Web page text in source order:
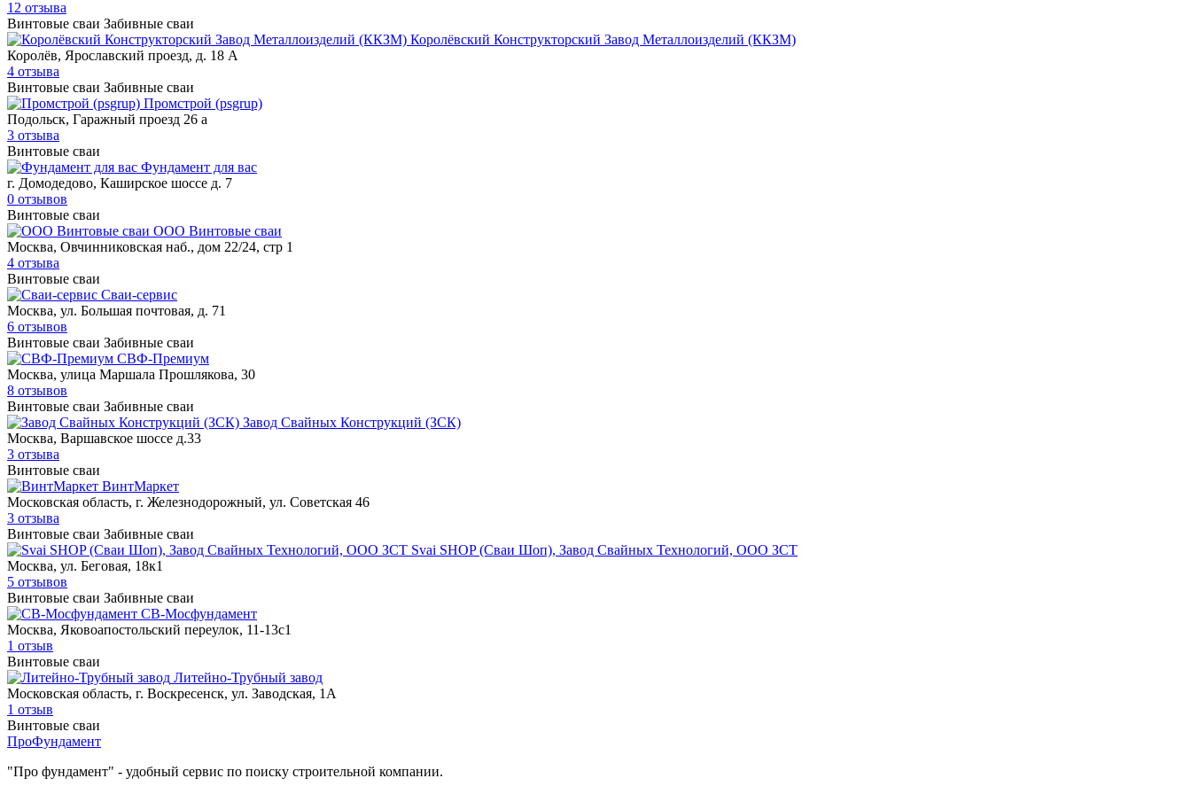
12 отзыва
Винтовые сваи Забивные сваи
Королёвский Конструкторский Завод Металлоизделий (ККЗМ)
Королёв, Ярославский проезд, д. 18 А
4 отзыва
Винтовые сваи Забивные сваи
Промстрой (psgrup)
Подольск, Гаражный проезд 26 а
3 отзыва
Винтовые сваи
Фундамент для вас
г. Домодедово, Каширское шоссе д. 7
0 отзывов
Винтовые сваи
ООО Винтовые сваи
Москва, Овчинниковская наб., дом 22/24, стр 1
4 отзыва
Винтовые сваи
Сваи-сервис
Москва, ул. Большая почтовая, д. 71
6 отзывов
Винтовые сваи Забивные сваи
СВФ-Премиум
Москва, улица Маршала Прошлякова, 30
8 отзывов
Винтовые сваи Забивные сваи
Завод Свайных Конструкций (ЗСК)
Москва, Варшавское шоссе д.33
3 отзыва
Винтовые сваи
ВинтМаркет
Московская область, г. Железнодорожный, ул. Советская 46
3 отзыва
Винтовые сваи Забивные сваи
Svai SHOP (Сваи Шоп), Завод Свайных Технологий, ООО ЗСТ
Москва, ул. Беговая, 18к1
5 отзывов
Винтовые сваи Забивные сваи
СВ-Мосфундамент
Москва, Яковоапостольский переулок, 11-13с1
1 отзыв
Винтовые сваи
Литейно-Трубный завод
Московская область, г. Воскресенск, ул. Заводская, 1А
1 отзыв
Винтовые сваи
ПроФундамент
"Про фундамент" - удобный сервис по поиску строительной компании.